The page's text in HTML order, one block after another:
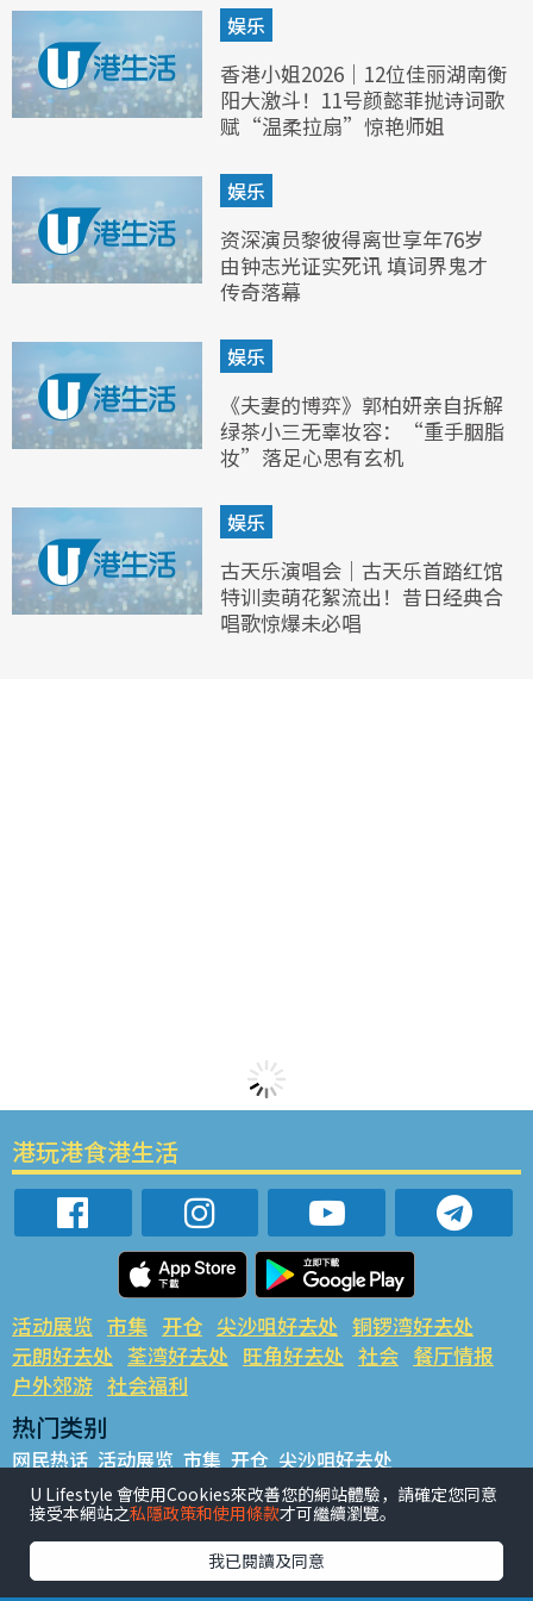
娱乐
香港小姐2026｜12位佳丽湖南衡
阳大激斗！11号颜懿菲抛诗词歌
赋“温柔拉扇”惊艳师姐
娱乐
资深演员黎彼得离世享年76岁
由钟志光证实死讯 填词界鬼才
传奇落幕
娱乐
《夫妻的博弈》郭柏妍亲自拆解
绿茶小三无辜妆容：“重手胭脂
妆”落足心思有玄机
娱乐
古天乐演唱会｜古天乐首踏红馆
特训卖萌花絮流出！昔日经典合
唱歌惊爆未必唱
港玩港食港生活
活动展览 市集 开仓 尖沙咀好去处 铜锣湾好去处
元朗好去处 荃湾好去处 旺角好去处 社会 餐厅情报
户外郊游 社会福利
热门类别
网民热话 活动展览 市集 开仓 尖沙咀好去处
铜锣湾好去处 元朗好去处 荃湾好去处 旺角好去处 社会
餐厅情报 户外郊游
热门标签
#UGO揾好去处 #人气活动推介 #美食社群热话
U Lifestyle 會使用Cookies來改善您的網站體驗，請確定您同意
接受本網站之私隱政策和使用條款才可繼續瀏覽。
我已閱讀及同意